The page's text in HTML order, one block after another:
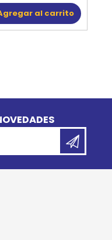
al carrito